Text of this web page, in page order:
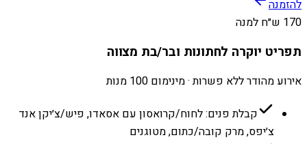
להזמנה
170 ש״ח למנה
תפריט יוקרה לחתונות ובר/בת מצווה
אירוע מהודר ללא פשרות · מינימום 100 מנות
קבלת פנים: לחוח/קרואסון עם אסאדו, פיש/צ׳יקן אנד
צ׳יפס, מרק קובה/כתום, מטוגנים